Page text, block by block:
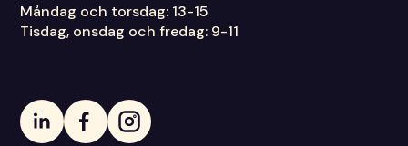
Måndag och torsdag: 13-15
Tisdag, onsdag och fredag: 9-11